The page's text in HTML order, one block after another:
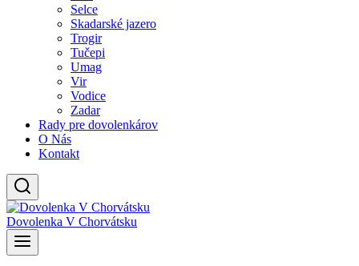
Selce
Skadarské jazero
Trogir
Tučepi
Umag
Vir
Vodice
Zadar
Rady pre dovolenkárov
O Nás
Kontakt
Dovolenka V Chorvátsku